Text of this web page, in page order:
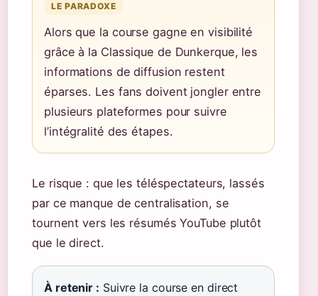
LE PARADOXE
Alors que la course gagne en visibilité
grâce à la Classique de Dunkerque, les
informations de diffusion restent
éparses. Les fans doivent jongler entre
plusieurs plateformes pour suivre
l’intégralité des étapes.
Le risque : que les téléspectateurs, lassés
par ce manque de centralisation, se
tournent vers les résumés YouTube plutôt
que le direct.
À retenir : Suivre la course en direct